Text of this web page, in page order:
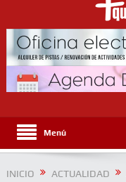
Menú
INICIO ACTUALIDAD